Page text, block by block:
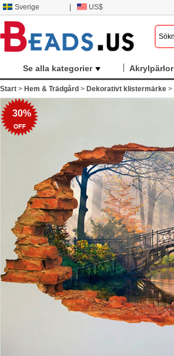
Sverige US$
Se alla kategorier Akrylpärlor
Start > Hem & Trädgård > Dekorativt klistermärke >
30%